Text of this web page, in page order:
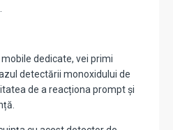
dedicate, vei primi
detectării monoxidului de
de a reacționa prompt și